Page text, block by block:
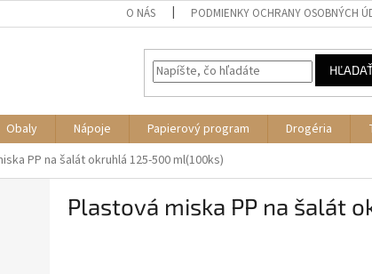
O NÁS PODMIENKY OCHRANY OSOBNÝCH
Obaly Nápoje Papierový program Drogéria
PP na šalát okruhlá 125-500 ml(100ks)
Plastová miska PP na šalát